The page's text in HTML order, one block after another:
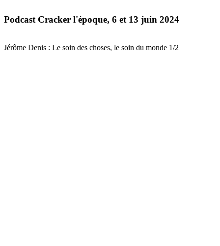
Podcast Cracker l'époque, 6 et 13 juin 2024
Jérôme Denis : Le soin des choses, le soin du monde 1/2